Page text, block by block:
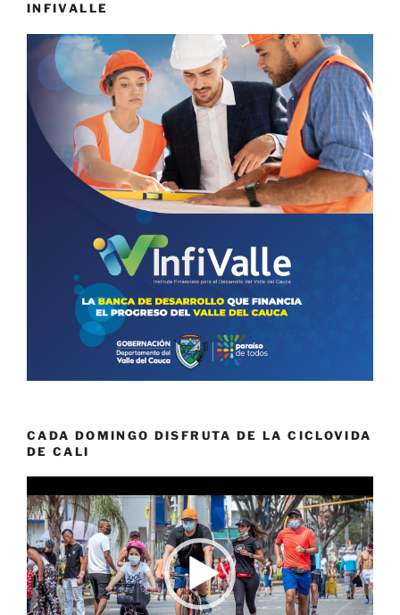
INFIVALLE
CADA DOMINGO DISFRUTA DE LA CICLOVIDA
DE CALI
de
vídeo